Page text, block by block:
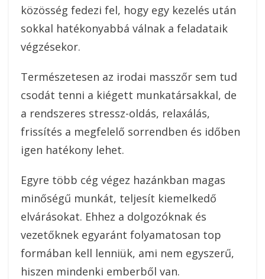
közösség fedezi fel, hogy egy kezelés után
sokkal hatékonyabbá válnak a feladataik
végzésekor.
Természetesen az irodai masszőr sem tud
csodát tenni a kiégett munkatársakkal, de
a rendszeres stressz-oldás, relaxálás,
frissítés a megfelelő sorrendben és időben
igen hatékony lehet.
Egyre több cég végez hazánkban magas
minőségű munkát, teljesít kiemelkedő
elvárásokat. Ehhez a dolgozóknak és
vezetőknek egyaránt folyamatosan top
formában kell lenniük, ami nem egyszerű,
hiszen mindenki emberből van.